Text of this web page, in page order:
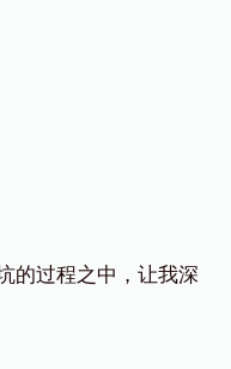
的过程之中，让我深